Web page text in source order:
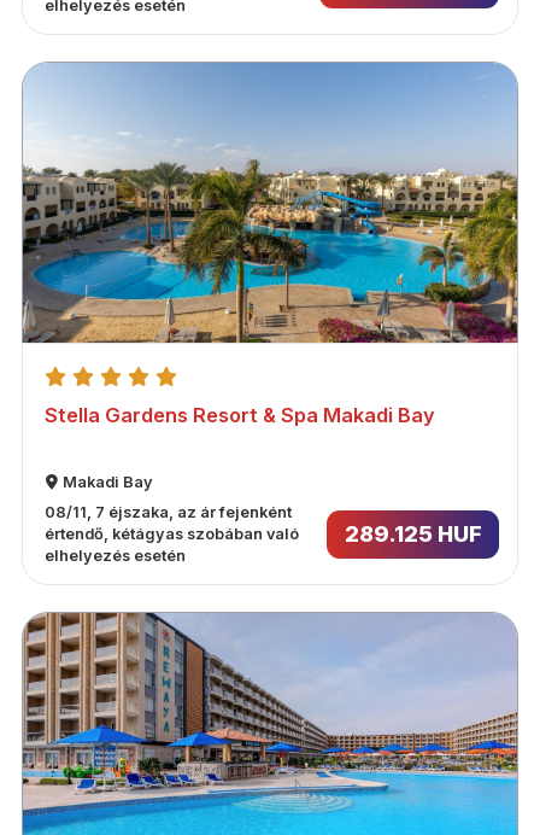
elhelyezés esetén
Stella Gardens Resort & Spa Makadi Bay
Makadi Bay
08/11, 7 éjszaka, az ár fejenként
értendő, kétágyas szobában való
elhelyezés esetén
289.125 HUF